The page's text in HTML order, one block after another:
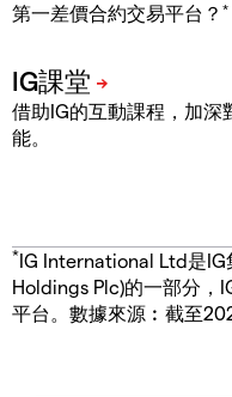
第一差價合約交易平台？ *
借助IG的互動課程，加深
能。
*IG International Ltd是IG
Holdings Plc)的一部分，
平台。數據來源︰截至